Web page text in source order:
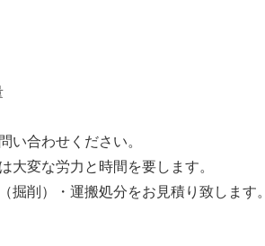
い合わせください。
大変な労力と時間を要します。
掘削）・運搬処分をお見積り致します。